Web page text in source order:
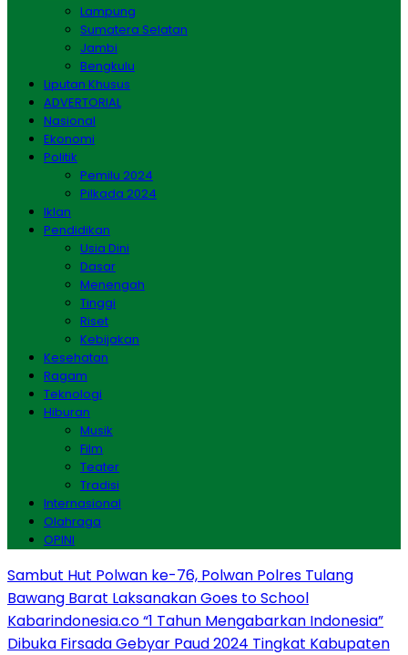
Lampung
Sumatera Selatan
Jambi
Bengkulu
Liputan Khusus
ADVERTORIAL
Nasional
Ekonomi
Politik
Pemilu 2024
Pilkada 2024
Iklan
Pendidikan
Usia Dini
Dasar
Menengah
Tinggi
Riset
Kebijakan
Kesehatan
Ragam
Teknologi
Hiburan
Musik
Film
Teater
Tradisi
Internasional
Olahraga
OPINI
Sambut Hut Polwan ke-76, Polwan Polres Tulang
Bawang Barat Laksanakan Goes to School
Kabarindonesia.co “1 Tahun Mengabarkan Indonesia”
Dibuka Firsada Gebyar Paud 2024 Tingkat Kabupaten